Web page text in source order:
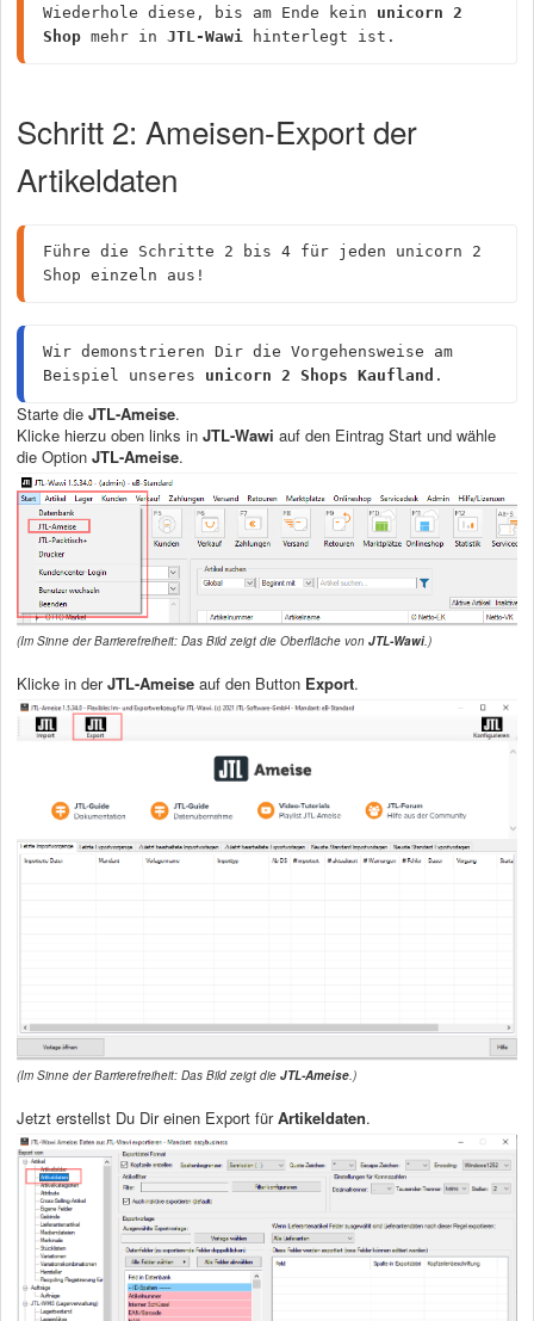
Wiederhole diese, bis am Ende kein unicorn 2
Shop mehr in JTL-Wawi hinterlegt ist.
Schritt 2: Ameisen-Export der
Artikeldaten
Führe die Schritte 2 bis 4 für jeden unicorn 2
Shop einzeln aus!
Wir demonstrieren Dir die Vorgehensweise am
Beispiel unseres unicorn 2 Shops Kaufland .
Starte die JTL-Ameise.
Klicke hierzu oben links in JTL-Wawi auf den Eintrag Start und wähle
die Option JTL-Ameise.
(Im Sinne der Barrierefreiheit: Das Bild zeigt die Oberfläche von JTL-Wawi.)
Klicke in derJTL-Ameise auf den Button Export.
(Im Sinne der Barrierefreiheit: Das Bild zeigt die JTL-Ameise.)
Jetzt erstellst Du Dir einen Export fürArtikeldaten.